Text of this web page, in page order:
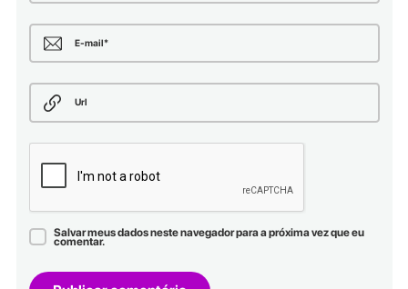
E-mail*
Url
Salvar meus dados neste navegador para a próxima vez que eu
comentar.